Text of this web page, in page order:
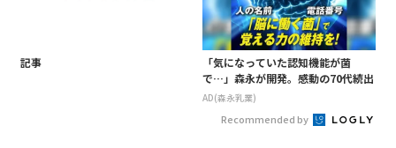
記事
「気になっていた認知機能が菌
で…」森永が開発。感動の70代続出
AD(森永乳業)
Recommended by